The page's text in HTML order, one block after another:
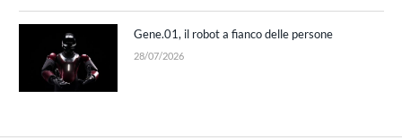
Gene.01, il robot a fianco delle persone
28/07/2026